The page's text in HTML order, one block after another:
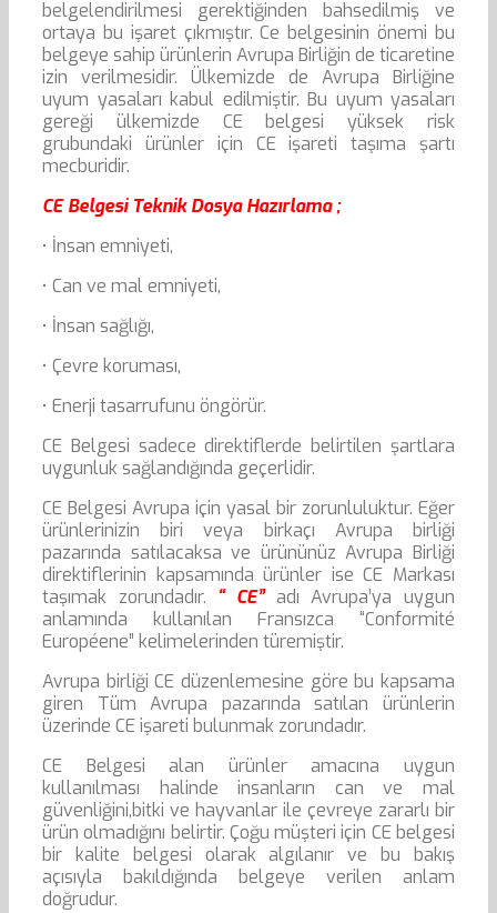
belgelendirilmesi gerektiğinden bahsedilmiş ve
ortaya bu işaret çıkmıştır. Ce belgesinin önemi bu
belgeye sahip ürünlerin Avrupa Birliğin de ticaretine
izin verilmesidir. Ülkemizde de Avrupa Birliğine
uyum yasaları kabul edilmiştir. Bu uyum yasaları
gereği ülkemizde CE belgesi yüksek risk
grubundaki ürünler için CE işareti taşıma şartı
mecburidir.
CE Belgesi Teknik Dosya Hazırlama ;
• İnsan emniyeti,
• Can ve mal emniyeti,
• İnsan sağlığı,
• Çevre koruması,
• Enerji tasarrufunu öngörür.
CE Belgesi sadece direktiflerde belirtilen şartlara
uygunluk sağlandığında geçerlidir.
CE Belgesi Avrupa için yasal bir zorunluluktur. Eğer
ürünlerinizin biri veya birkaçı Avrupa birliği
pazarında satılacaksa ve ürününüz Avrupa Birliği
direktiflerinin kapsamında ürünler ise CE Markası
taşımak zorundadır. “ CE”adı Avrupa’ya uygun
anlamında kullanılan Fransızca “Conformité
Européene” kelimelerinden türemiştir.
Avrupa birliği CE düzenlemesine göre bu kapsama
giren Tüm Avrupa pazarında satılan ürünlerin
üzerinde CE işareti bulunmak zorundadır.
CE Belgesi alan ürünler amacına uygun
kullanılması halinde insanların can ve mal
güvenliğini,bitki ve hayvanlar ile çevreye zararlı bir
ürün olmadığını belirtir. Çoğu müşteri için CE belgesi
bir kalite belgesi olarak algılanır ve bu bakış
açısıyla bakıldığında belgeye verilen anlam
doğrudur.